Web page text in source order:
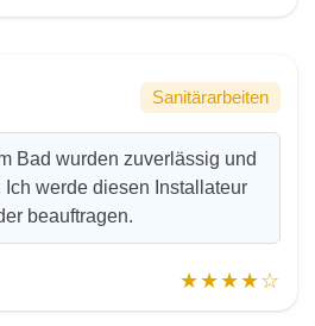
Sanitärarbeiten
Bad wurden zuverlässig und
werde diesen Installateur
beauftragen.
★★★★☆